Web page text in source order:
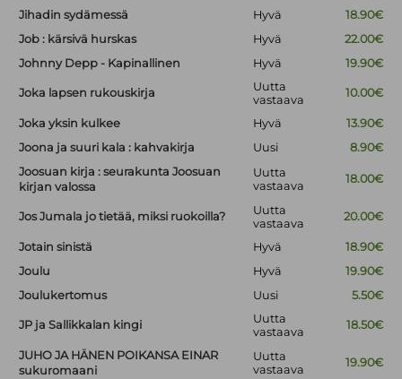
Jihadin sydämessä Hyvä
18.90€
Job : kärsivä hurskas
Hyvä
22.00€
Johnny Depp - Kapinallinen
Hyvä 19.90€
Joka lapsen rukouskirja
Uutta
vastaava
10.00€
Joka yksin kulkee Hyvä
13.90€
Joona ja suuri kala : kahvakirja
Uusi
8.90€
Joosuan kirja : seurakunta Joosuan
kirjan valossa
Uutta
vastaava
18.00€
Jos Jumala jo tietää, miksi ruokoilla?
Uutta
vastaava
20.00€
Jotain sinistä Hyvä
18.90€
Joulu
Hyvä
19.90€
Joulukertomus
Uusi 5.50€
JP ja Sallikkalan kingi
Uutta
vastaava
18.50€
JUHO JA HÄNEN POIKANSA EINAR
sukuromaani
Uutta
vastaava
19.90€